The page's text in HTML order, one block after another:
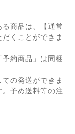
商品は、【通常
くことができま
予約商品」は同梱
の発送ができま
予め送料等の注